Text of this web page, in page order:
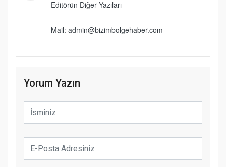
Editörün Diğer Yazıları
Mail: admin@bizimbolgehaber.com
Yorum Yazın